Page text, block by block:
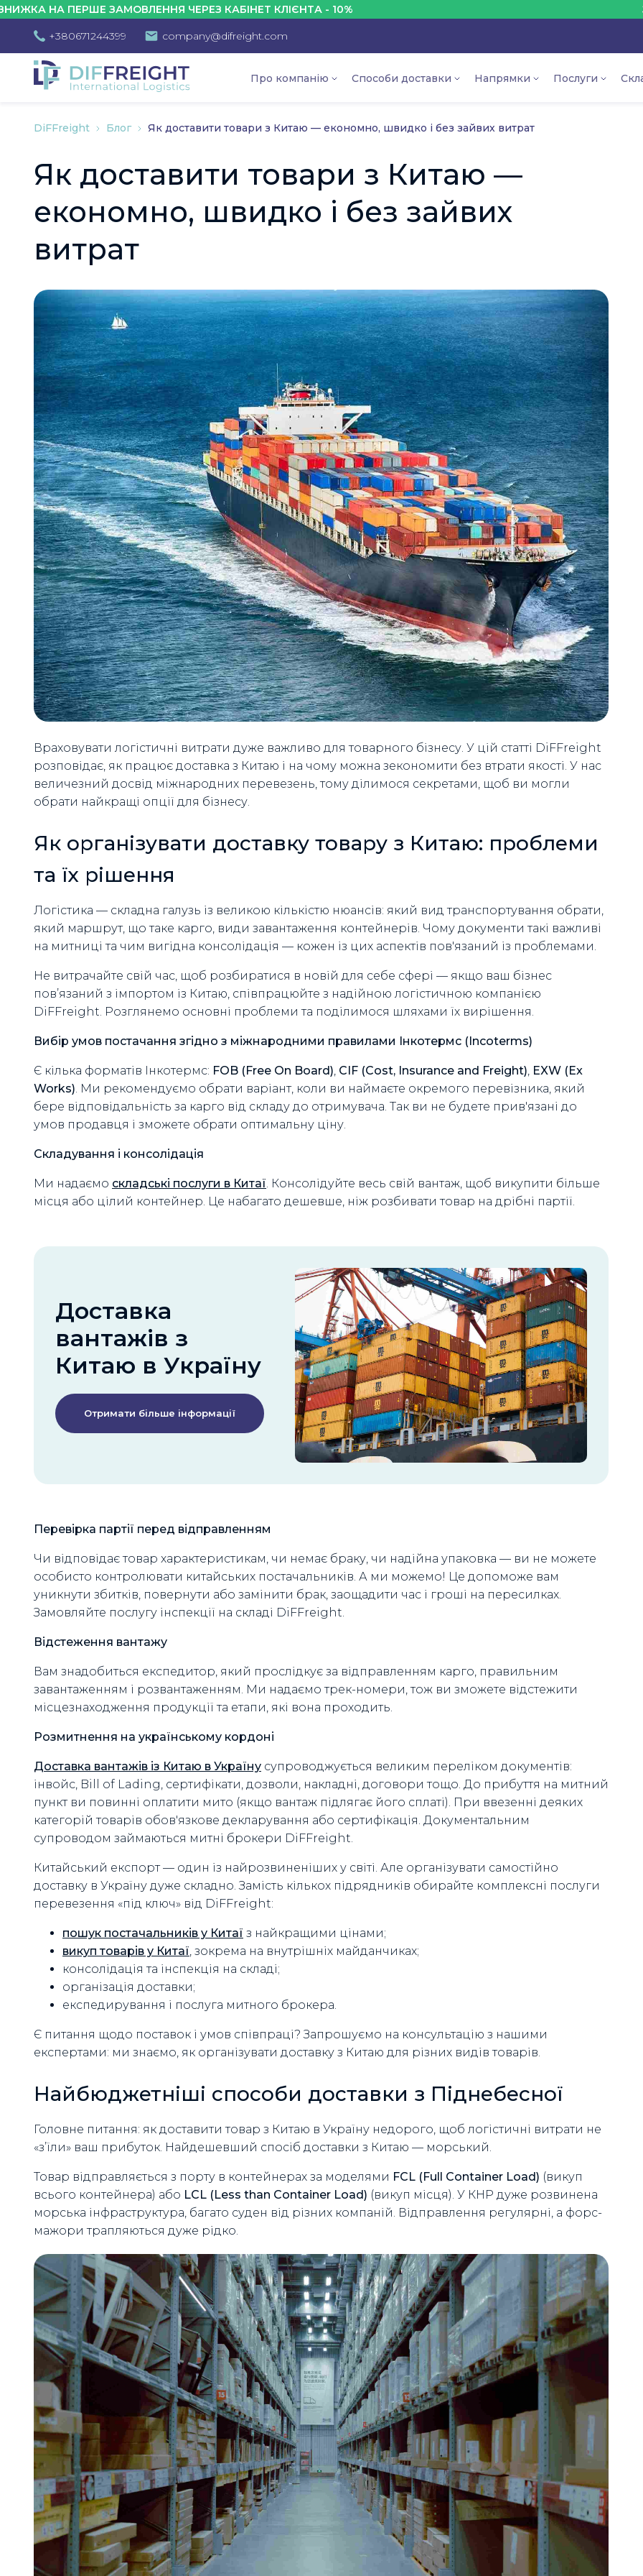
ПЕРШЕ ЗАМОВЛЕННЯ ЧЕРЕЗ КАБІНЕТ КЛІЄНТА - 10% ЗНИЖКА
+380671244399 company@difreight.com
Про компанію Способи доставки Напрямки Послуги
DiFFreight Блог Як доставити товари з Китаю — економно, швидко і без зайвих витрат
Як доставити товари з Китаю —
економно, швидко і без зайвих
витрат
Враховувати логістичні витрати дуже важливо для товарного бізнесу. У цій статті DiFFreight
розповідає, як працює доставка з Китаю і на чому можна зекономити без втрати якості. У нас
величезний досвід міжнародних перевезень, тому ділимося секретами, щоб ви могли
обрати найкращі опції для бізнесу.
Як організувати доставку товару з Китаю: проблеми
та їх рішення
Логістика — складна галузь із великою кількістю нюансів: який вид транспортування обрати,
який маршрут, що таке карго, види завантаження контейнерів. Чому документи такі важливі
на митниці та чим вигідна консолідація — кожен із цих аспектів пов'язаний із проблемами.
Не витрачайте свій час, щоб розбиратися в новій для себе сфері — якщо ваш бізнес
пов’язаний з імпортом із Китаю, співпрацюйте з надійною логістичною компанією
DiFFreight. Розглянемо основні проблеми та поділимося шляхами їх вирішення.
Вибір умов постачання згідно з міжнародними правилами Інкотермс (Incoterms)
Є кілька форматів Інкотермс: FOB (Free On Board), CIF (Cost, Insurance and Freight), EXW (Ex
Works). Ми рекомендуємо обрати варіант, коли ви наймаєте окремого перевізника, який
бере відповідальність за карго від складу до отримувача. Так ви не будете прив'язані до
умов продавця і зможете обрати оптимальну ціну.
Складування і консолідація
Ми надаємо складські послуги в Китаї. Консолідуйте весь свій вантаж, щоб викупити більше
місця або цілий контейнер. Це набагато дешевше, ніж розбивати товар на дрібні партії.
Доставка
вантажів з
Китаю в Україну
Отримати більше інформації
Перевірка партії перед відправленням
Чи відповідає товар характеристикам, чи немає браку, чи надійна упаковка — ви не можете
особисто контролювати китайських постачальників. А ми можемо! Це допоможе вам
уникнути збитків, повернути або замінити брак, заощадити час і гроші на пересилках.
Замовляйте послугу інспекції на складі DiFFreight.
Відстеження вантажу
Вам знадобиться експедитор, який прослідкує за відправленням карго, правильним
завантаженням і розвантаженням. Ми надаємо трек-номери, тож ви зможете відстежити
місцезнаходження продукції та етапи, які вона проходить.
Розмитнення на українському кордоні
Доставка вантажів із Китаю в Україну супроводжується великим переліком документів:
інвойс, Bill of Lading, сертифікати, дозволи, накладні, договори тощо. До прибуття на митний
пункт ви повинні оплатити мито (якщо вантаж підлягає його сплаті). При ввезенні деяких
категорій товарів обов'язкове декларування або сертифікація. Документальним
супроводом займаються митні брокери DiFFreight.
Китайський експорт — один із найрозвиненіших у світі. Але організувати самостійно
доставку в Україну дуже складно. Замість кількох підрядників обирайте комплексні послуги
перевезення «під ключ» від DiFFreight:
пошук постачальників у Китаї з найкращими цінами;
викуп товарів у Китаї , зокрема на внутрішніх майданчиках;
консолідація та інспекція на складі;
організація доставки;
експедирування і послуга митного брокера.
Є питання щодо поставок і умов співпраці? Запрошуємо на консультацію з нашими
експертами: ми знаємо, як організувати доставку з Китаю для різних видів товарів.
Найбюджетніші способи доставки з Піднебесної
Головне питання: як доставити товар з Китаю в Україну недорого, щоб логістичні витрати не
«з’їли» ваш прибуток. Найдешевший спосіб доставки з Китаю — морський.
Товар відправляється з порту в контейнерах за моделями FCL (Full Container Load) (викуп
всього контейнера) або LCL (Less than Container Load) (викуп місця). У КНР дуже розвинена
морська інфраструктура, багато суден від різних компаній. Відправлення регулярні, а форс-
мажори трапляються дуже рідко.